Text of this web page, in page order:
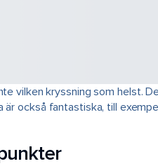
vilken kryssning som helst.
också fantastiska, till